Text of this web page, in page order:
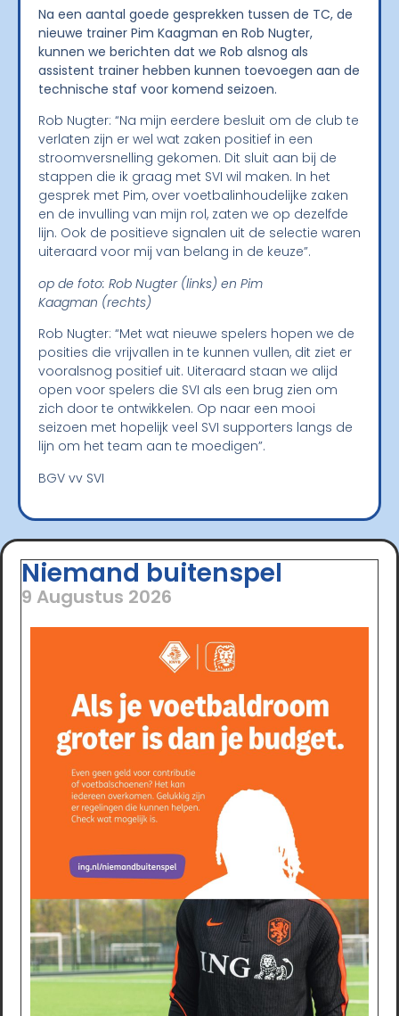
Na een aantal goede gesprekken tussen de TC, de
nieuwe trainer Pim Kaagman en Rob Nugter,
kunnen we berichten dat we Rob alsnog als
assistent trainer hebben kunnen toevoegen aan de
technische staf voor komend seizoen.
Rob Nugter: “Na mijn eerdere besluit om de club te
verlaten zijn er wel wat zaken positief in een
stroomversnelling gekomen. Dit sluit aan bij de
stappen die ik graag met SVI wil maken. In het
gesprek met Pim, over voetbalinhoudelijke zaken
en de invulling van mijn rol, zaten we op dezelfde
lijn. Ook de positieve signalen uit de selectie waren
uiteraard voor mij van belang in de keuze”.
op de foto: Rob Nugter (links) en Pim
Kaagman (rechts)
Rob Nugter: “Met wat nieuwe spelers hopen we de
posities die vrijvallen in te kunnen vullen, dit ziet er
vooralsnog positief uit. Uiteraard staan we alijd
open voor spelers die SVI als een brug zien om
zich door te ontwikkelen. Op naar een mooi
seizoen met hopelijk veel SVI supporters langs de
lijn om het team aan te moedigen”.
BGV vv SVI
Niemand buitenspel
9 Augustus 2026